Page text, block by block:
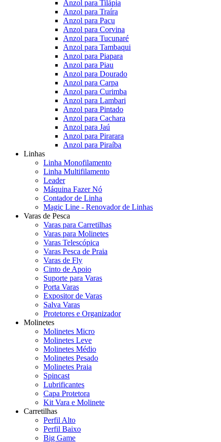
Anzol para Tilápia
Anzol para Traíra
Anzol para Pacu
Anzol para Corvina
Anzol para Tucunaré
Anzol para Tambaqui
Anzol para Piapara
Anzol para Piau
Anzol para Dourado
Anzol para Carpa
Anzol para Curimba
Anzol para Lambari
Anzol para Pintado
Anzol para Cachara
Anzol para Jaú
Anzol para Pirarara
Anzol para Piraíba
Linhas
Linha Monofilamento
Linha Multifilamento
Leader
Máquina Fazer Nó
Contador de Linha
Magic Line - Renovador de Linhas
Varas de Pesca
Varas para Carretilhas
Varas para Molinetes
Varas Telescópica
Varas Pesca de Praia
Varas de Fly
Cinto de Apoio
Suporte para Varas
Porta Varas
Expositor de Varas
Salva Varas
Protetores e Organizador
Molinetes
Molinetes Micro
Molinetes Leve
Molinetes Médio
Molinetes Pesado
Molinetes Praia
Spincast
Lubrificantes
Capa Protetora
Kit Vara e Molinete
Carretilhas
Perfil Alto
Perfil Baixo
Big Game